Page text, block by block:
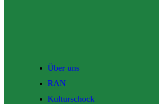
Über uns
RAN
Kulturschock